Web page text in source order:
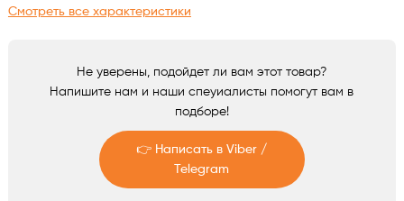
Смотреть все характеристики
Не уверены, подойдет ли вам этот товар?
Напишите нам и наши спеуиалисты помогут вам в
подборе!
👉 Написать в Viber /
Telegram